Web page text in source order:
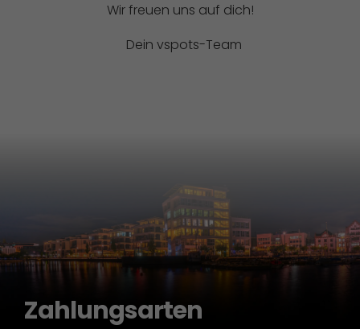
Wir freuen uns auf dich!
Dein vspots-Team
Zahlungsarten